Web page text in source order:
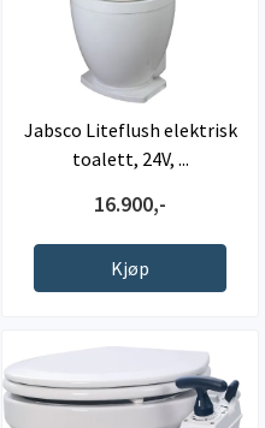
Jabsco Liteflush elektrisk
toalett, 24V, ...
16.900,-
Kjøp